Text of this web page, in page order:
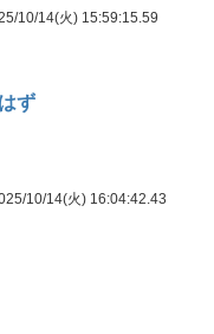
10/14(火) 15:59:15.59
ず
10/14(火) 16:04:42.43